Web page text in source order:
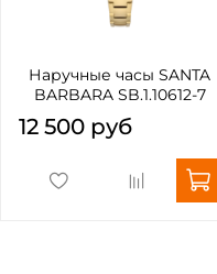
Наручные часы SANTA
BARBARA SB.1.10612-7
12 500 руб